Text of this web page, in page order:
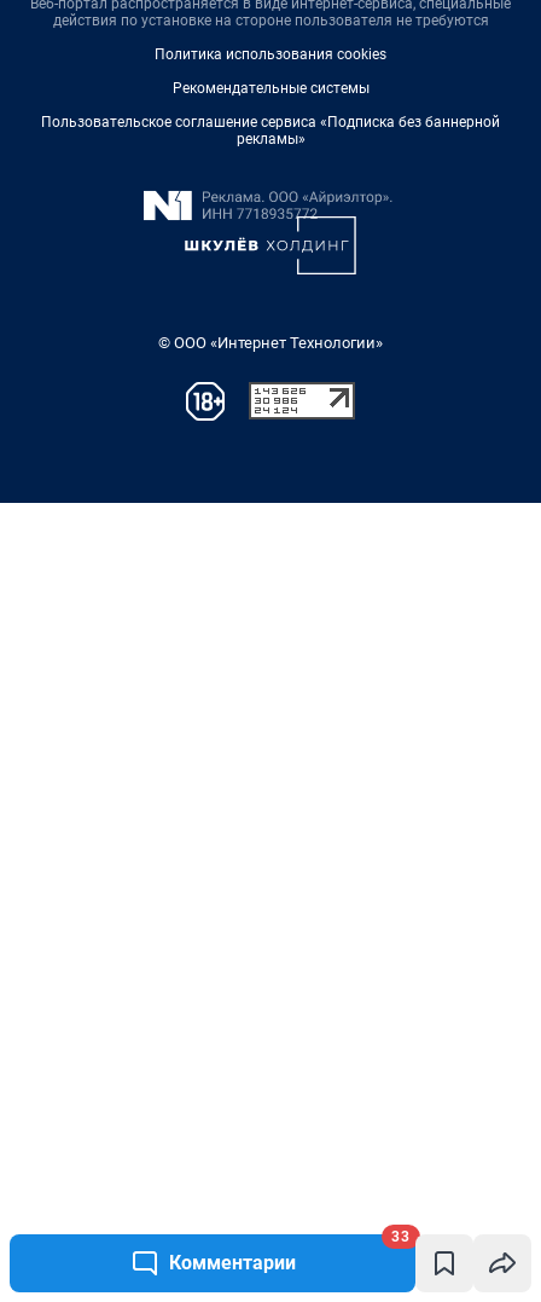
Комментарии
33